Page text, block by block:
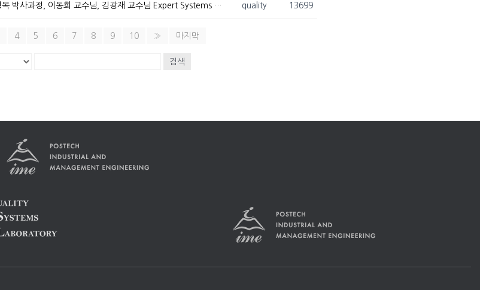
[2025. 01. 07.] 최승현 박사, 배영목 박사과정, 이동희 교수님, 김광재 교수님 Expert Systems with Applications (ESWA) 논문 게재 승인 quality 13699
4 5 6 7 8 9 10 » 마지막
검색